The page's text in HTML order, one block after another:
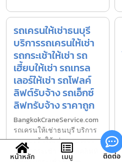
รถเครนให้เช่าธนบุรี
บริการรถเครนให้เช่า
รถกระเช้าให้เช่า รถ
เฮี้ยบให้เช่า รถเทรล
เลอร์ให้เช่า รถโฟลค์
ลิฟต์รับจ้าง รถเอ็กซ์
ลิฟทรับจ้าง ราคาถูก
BangkokCraneService.com
รถเครนให้เช่าธนบุรี บริการ
รถกระเช้าให้เช่า ครบวงจร
เช่ารถกระเช้า รถโฟล์คลิฟท์
หน้าหลัก เมนู ติดต่อ